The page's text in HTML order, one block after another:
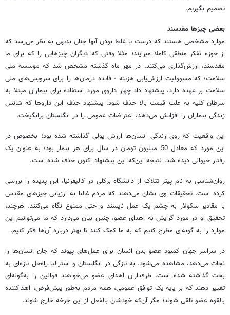
تصمیم بگیریم.
بعضی چیزها مقدسند
موارد مشخصی هستند که درست یا غلط بودن آنها چنان بدیهی به نظر می‌رسد که
از حوزه تفکر منطقی کاملا مبرایند؛ مثلا وقتی که دیگران چیزهایی را که برای ما
مقدسند، ارزش‌گذاری می‌کنند. در مهر ماه گذشته مشخص شد که موسسه ملی
سلامت؛ که مسوولیت ارزش‌یابی هزینه - فایده درمان‌ها را برای سرویس‌های ملی
سلامت بر عهده دارد، پیشنهاد داد چهار داروی مورد استفاده برای بیماران مبتلا به
سرطان کلیه به علت قیمت بالا حذف شود. پیشنهاد حذف این داروها که شانس
زندگی بیماران را افزایش می‌دهد، اعتراضات عمومی را در انگلستان برانگیخت.
این واقعیت که روی زندگی انسان‌ها ارزش پولی گذاشته شده ‌بود؛ بخصوص در
این مورد که معادل 50 میلیون تومان در سال برای هر بیمار بود؛ به عنوان یک
رفتار حیوانی دیده شد. نتیجه این‌که این پیشنهاد اکنون حذف شده است.
روان‌شناسی به نام پیتر تتلاک از دانشگاه برکلی در کالیفرنیا، این پدیده را بررسی
کرده است. تحقیقات وی نشان می‌دهند که مردم غالبا به ارزیابی چیزهای مقدس
با مقادیر سکولار به چشم یک عمل ناپسند و حتی ممنوع نگاه می‌کنند. هرچند،
تحقیق او در مورد گرایش به اهدای عضو، چنین بیان می‌دارد که ما می‌توانیم این
موارد را به گونه‌ای مطرح کنیم که به ما کمک کنند تا بهتر درباره آن‌ها فکر کنیم.
در سراسر جهان کمبود عضو بدن انسان برای عمل‌های پیوند که جان انسان‌ها را
نجات می‌دهد، مشاهده می‌شود. به تازگی در انگلستان و استرالیا راه‌حل تازه‌ای به
بحث گذاشته شده است. طرفداران اهدای عضو می‌خواهند قوانین را به‌گونه‌ای
تغییر دهند که بر پایه یک توافق عمومی، همه مردم به‌طور پیش‌فرض، اهداکننده
بالقوه عضو تلقی شوند؛ مگر آن‌که خودشان بالفعل از این چرخه خارج شوند.